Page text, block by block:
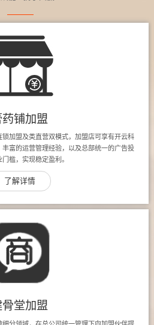
药铺加盟
加盟及类直营双模式，加盟店可享有开云科
富的运营管理经验，以及总部统一的广告投
槛，实现稳定盈利。
了解详情
骨堂加盟